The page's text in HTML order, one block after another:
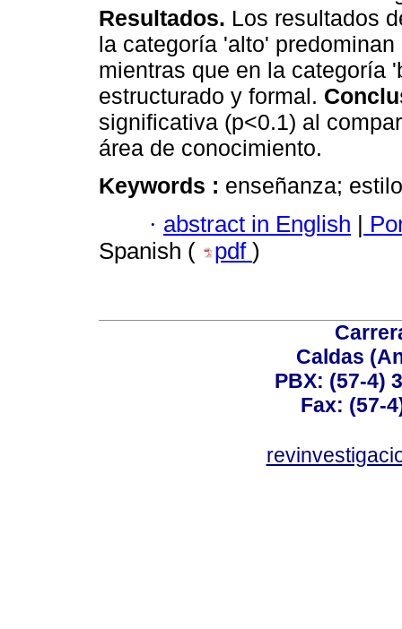
Resultados. Los resultados
la categoría 'alto'
mientras que en la categoría
estructurado y formal.
significativa (p<0.1) al
área de conocimiento.
Keywords : enseñanza;
· abstract in English |
Spanish (
pdf )
Caldas
PBX: (57-4)
Fax: (57-